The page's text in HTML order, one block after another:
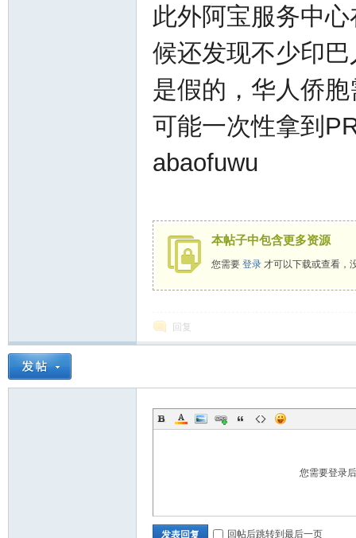
此外阿宝服务中
候还发现不少印
是假的，华人侨
可能一次性拿到
abaofuwu
本帖子中包含更多资源
您需要 登录才可以下载或查看，
回复
您需要登录
发表回复 回帖后跳转到最后一页